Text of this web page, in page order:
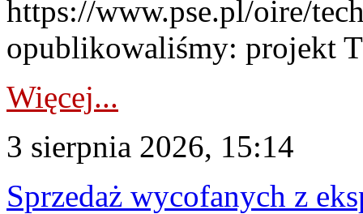
https://www.pse.pl/oire/
opublikowaliśmy: projekt
Więcej...
3 sierpnia 2026, 15:14
Sprzedaż wycofanych z